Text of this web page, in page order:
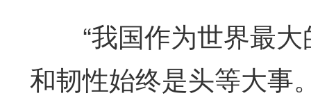
“我国作为世界最大
和韧性始终是头等大事